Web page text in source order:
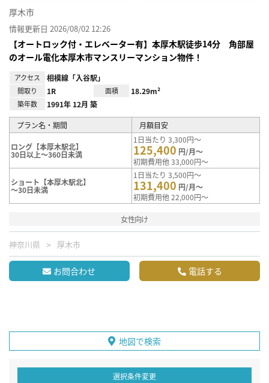
厚木市
情報更新日 2026/08/02 12:26
【オートロック付・エレベーター有】本厚木駅徒歩14分 角部屋
のオール電化本厚木市マンスリーマンション物件！
アクセス 相模線「入谷駅」
間取り 1R 面積 18.29m²
築年数 1991年 12月 築
プラン名・期間 月額目安
ロング【本厚木駅北】
30日以上～360日未満
1日当たり 3,300円～
125,400 円/月～
初期費用他 33,000円～
ショート【本厚木駅北】
～30日未満
1日当たり 3,500円～
131,400 円/月～
初期費用他 22,000円～
女性向け
神奈川県 厚木市
お問合わせ 電話する
地図で検索
選択条件変更